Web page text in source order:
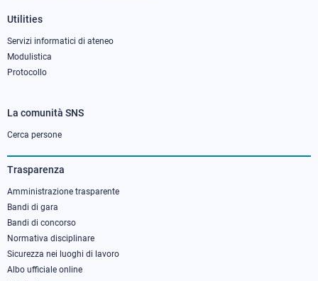
Utilities
Servizi informatici di ateneo
Modulistica
Protocollo
Footer
column
3
La comunità SNS
Cerca persone
Trasparenza
Amministrazione trasparente
Bandi di gara
Bandi di concorso
Normativa disciplinare
Sicurezza nei luoghi di lavoro
Albo ufficiale online